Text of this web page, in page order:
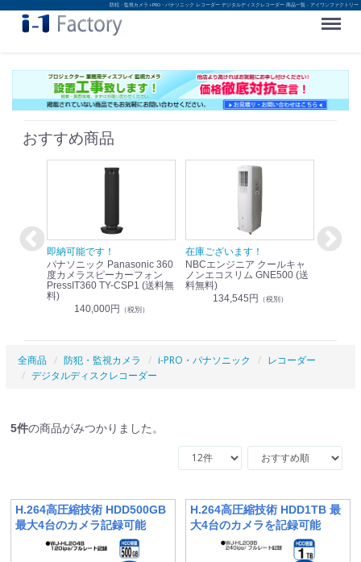
防犯・監視カメラ i-PRO・パナソニック レコーダー デジタルディスクレコーダー 商品一覧 - アイワンファクトリー
Menu
おすすめ商品
即納可能です！
パナソニック Panasonic 360
度カメラスピーカーフォン
PressIT360 TY-CSP1 (送料無
料)
140,000円 （税別）
在庫ございます！
NBCエンジニア クールキャ
ノンエコスリム GNE500 (送
料無料)
134,545円 （税別）
即納可
全商品 防犯・監視カメラ i-PRO・パナソニック
レコーダー
デジタルディスクレコーダー
5件の商品がみつかりました。
H.264高圧縮技術 HDD500GB
最大4台のカメラ記録可能
H.264高圧縮技術 HDD1TB 最
大4台のカメラを記録可能